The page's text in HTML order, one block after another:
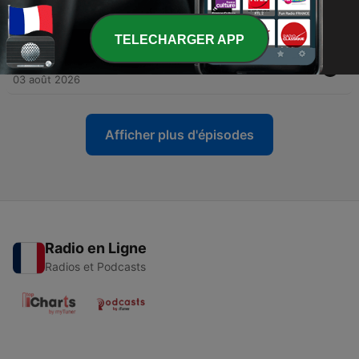
821 - Dvar Torah du 04/08/26
04 août 2026
820 - Dvar Torah du 03/08/26
03 août 2026
Afficher plus d'épisodes
Radio en Ligne
Radios et Podcasts
TELECHARGER APP